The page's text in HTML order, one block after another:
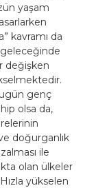
yaşam
kavramı da
değişken
genç
olsa da,
doğurganlık
ile
olan ülkeler
yükselen